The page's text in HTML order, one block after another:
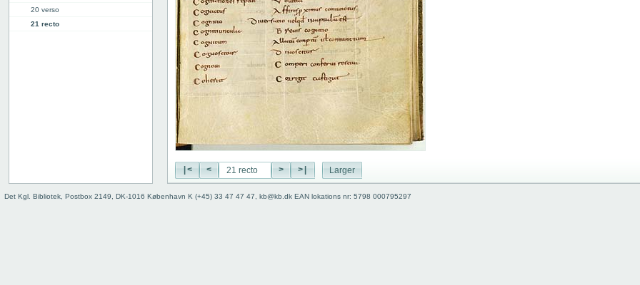
20 verso
21 recto
26 verso
27 recto
|< < > >| Larger
Det Kgl. Bibliotek, Postbox 2149, DK-1016 København K (+45) 33 47 47 47, kb@kb.dk EAN lokations nr: 5798 000795297